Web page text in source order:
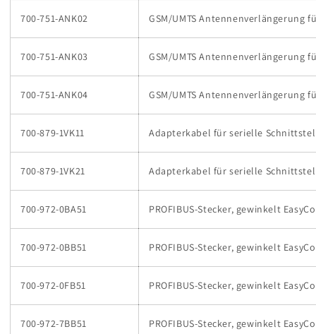
700-751-ANK02 GSM/UMTS Antennenverlängerung
700-751-ANK03 GSM/UMTS Antennenverlängerung
700-751-ANK04 GSM/UMTS Antennenverlängerung
700-879-1VK11 Adapterkabel für serielle
700-879-1VK21 Adapterkabel für serielle
700-972-0BA51 PROFIBUS-Stecker, gewinkelt
700-972-0BB51 PROFIBUS-Stecker, gewinkelt
700-972-0FB51 PROFIBUS-Stecker, gewinkelt
700-972-7BB51 PROFIBUS-Stecker, gewinkelt